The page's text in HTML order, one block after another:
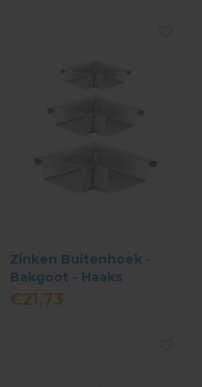
Zinken Buitenhoek -
Bakgoot - Haaks
Gesoldeerd
€21,73